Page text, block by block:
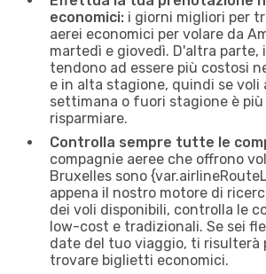
economici: i giorni migliori per
aerei economici per volare da
martedì e giovedì. D'altra parte,
tendono ad essere più costosi
e in alta stagione, quindi se voli
settimana o fuori stagione è
risparmiare.
Controlla sempre tutte le
compagnie aeree che offrono
Bruxelles sono
appena il nostro motore di
dei voli disponibili, controlla le
low-cost e tradizionali. Se sei
date del tuo viaggio, ti risulterà
trovare biglietti economici.